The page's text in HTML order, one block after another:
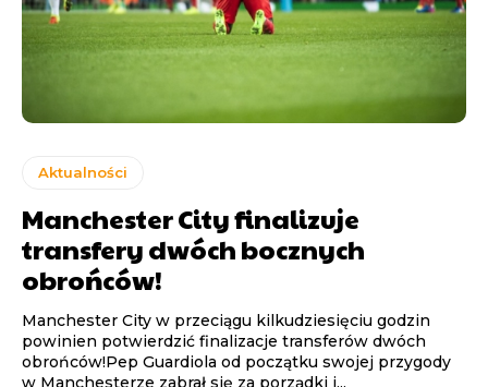
Aktualności
Manchester City finalizuje
transfery dwóch bocznych
obrońców!
Manchester City w przeciągu kilkudziesięciu godzin
powinien potwierdzić finalizacje transferów dwóch
obrońców!Pep Guardiola od początku swojej przygody
w Manchesterze zabrał się za porządki i...